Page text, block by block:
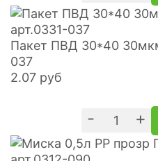
Пакет ПВД 30*40
037
2.07 руб
- +